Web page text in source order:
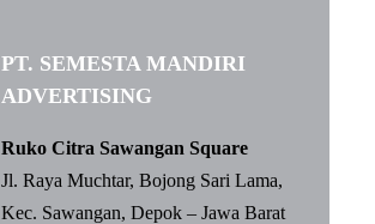
PT. SEMESTA MANDIRI
ADVERTISING
Ruko Citra Sawangan Square
Jl. Raya Muchtar, Bojong Sari Lama,
Kec. Sawangan, Depok – Jawa Barat